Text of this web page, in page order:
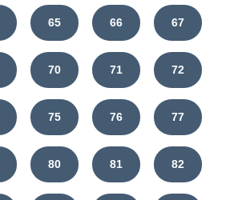
65 66 67
70 71 72
75 76 77
80 81 82